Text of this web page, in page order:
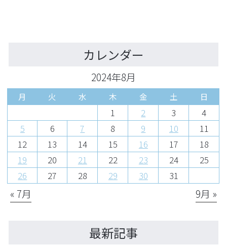
カレンダー
2024年8月
月 火 水 木 金 土 日
1 2 3
4
5
6 7 8 9 10
11
12
13 14 15 16 17
18
19
20 21 22 23 24
25
26
27 28 29 30 31
« 7月 9月 »
最新記事